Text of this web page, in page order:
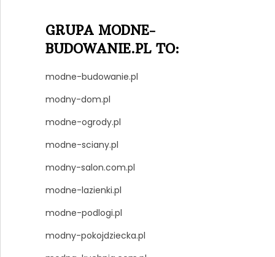
GRUPA MODNE-
BUDOWANIE.PL TO:
modne-budowanie.pl
modny-dom.pl
modne-ogrody.pl
modne-sciany.pl
modny-salon.com.pl
modne-lazienki.pl
modne-podlogi.pl
modny-pokojdziecka.pl